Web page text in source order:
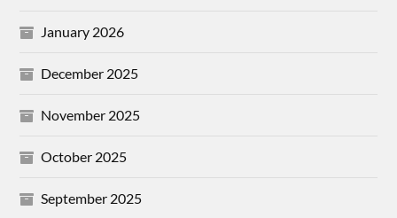
January 2026
December 2025
November 2025
October 2025
September 2025